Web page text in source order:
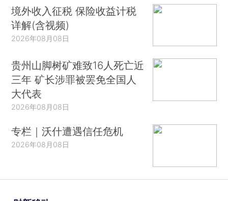
境外收入征税 保险收益计税
详解(含视频)
2026年08月08日
贵州山脚树矿难致16人死亡近
三年 矿长涉罪被罢免全国人
大代表
2026年08月08日
专栏｜沃什遭遇信任危机
2026年08月08日